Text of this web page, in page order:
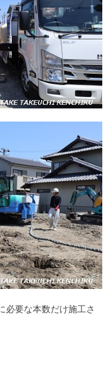
必要な本数だけ施工さ